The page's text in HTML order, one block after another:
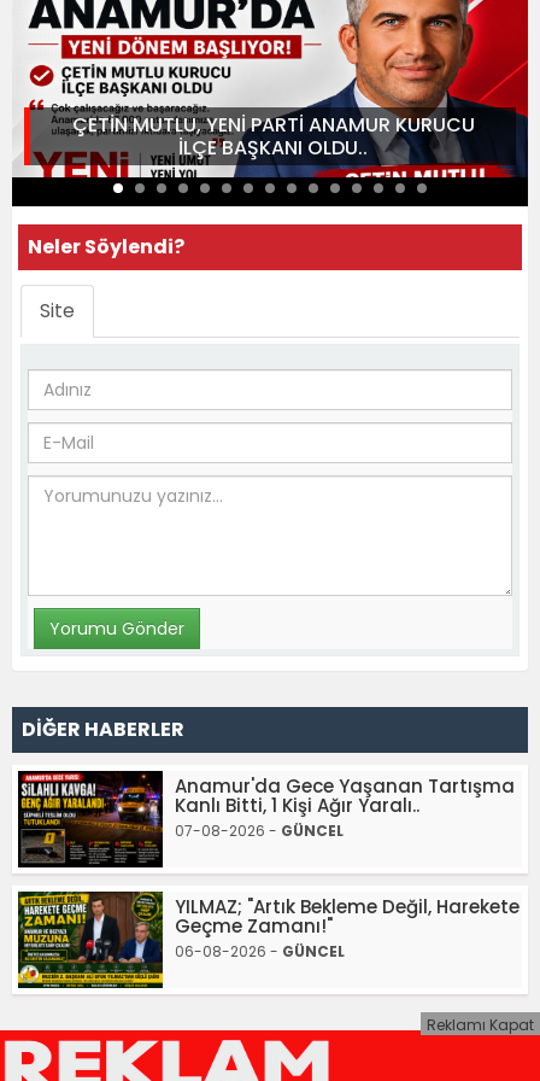
ÇETİN MUTLU, YENİ PARTİ ANAMUR KURUCU
İLÇE BAŞKANI OLDU..
Neler Söylendi?
Site
DİĞER HABERLER
Anamur'da Gece Yaşanan Tartışma
Kanlı Bitti, 1 Kişi Ağır Yaralı..
07-08-2026 - GÜNCEL
YILMAZ; "Artık Bekleme Değil, Harekete
Geçme Zamanı!"
06-08-2026 - GÜNCEL
Reklamı Kapat